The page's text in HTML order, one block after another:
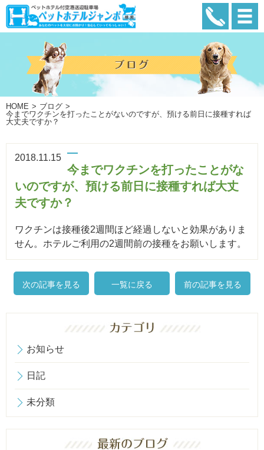
HOME
ブログ
今までワクチンを打ったことがないのですが、預ける前日に接種すれば
大丈夫ですか？
2018.11.15
今までワクチンを打ったことがな
いのですが、預ける前日に接種すれば大丈
夫ですか？
ワクチンは接種後2週間ほど経過しないと効果がありま
せん。ホテルご利用の2週間前の接種をお願いします。
次の記事を見る 一覧に戻る 前の記事を見る
お知らせ
日記
未分類